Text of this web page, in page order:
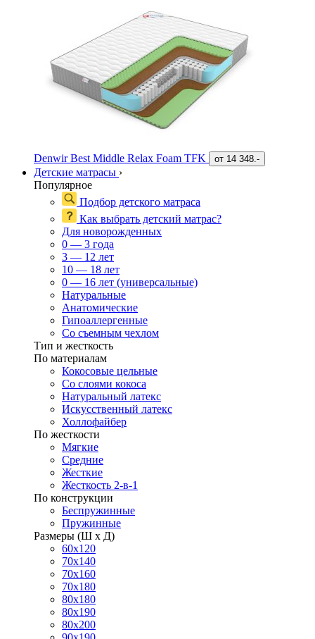
Denwir Best Middle Relax Foam TFK от 14 348.-
Детские матрасы ›
Популярное
Подбор детского матраса
Как выбрать детский матрас?
Для новорожденных
0 — 3 года
3 — 12 лет
10 — 18 лет
0 — 16 лет (универсальные)
Натуральные
Анатомические
Гипоаллергенные
Со съемным чехлом
Тип и жесткость
По материалам
Кокосовые цельные
Со слоями кокоса
Натуральный латекс
Искусственный латекс
Холлофайбер
По жесткости
Мягкие
Средние
Жесткие
Жесткость 2-в-1
По конструкции
Беспружинные
Пружинные
Размеры (Ш х Д)
60х120
70х140
70х160
70х180
80х180
80х190
80х200